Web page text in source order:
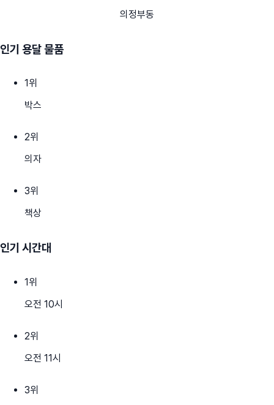
의정부동
인기 용달 물품
1위
박스
2위
의자
3위
책상
인기 시간대
1위
오전 10시
2위
오전 11시
3위